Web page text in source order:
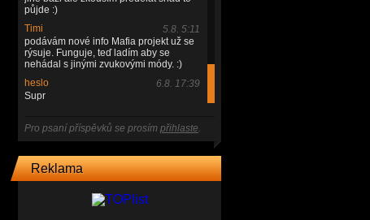
půjde :)
5.8. 5:11
Timi
podávám nové info Mafia projekt už se
rýsuje. Funguje, teď ladím aby se
nehádal s jinými zvukovými módy. :)
6.8. 17:39
heslo
Supr
Pro psaní příspěvků se prosím přihlaste.
Reklama